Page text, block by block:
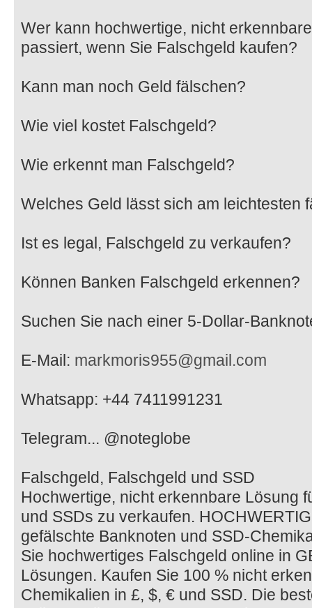
Wer kann hochwertige, nicht
passiert, wenn Sie Falschgeld kaufen?
Kann man noch Geld fälschen?
Wie viel kostet Falschgeld?
Wie erkennt man Falschgeld?
Welches Geld lässt sich am leichtesten
Ist es legal, Falschgeld zu verkaufen?
Können Banken Falschgeld erkennen?
Suchen Sie nach einer 5-Dollar-
E-Mail: markmoris955@gmail.com
Whatsapp: +44 7411991231
Telegram... @noteglobe
Falschgeld, Falschgeld und SSD
Hochwertige, nicht erkennbare Lösung
und SSDs zu verkaufen.
gefälschte Banknoten und SSD-
Sie hochwertiges Falschgeld online in
Lösungen. Kaufen Sie 100 % nicht
Chemikalien in £, $, € und SSD. Die